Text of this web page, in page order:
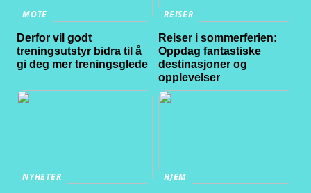
MOTE
Derfor vil godt
treningsutstyr bidra til å
gi deg mer treningsglede
REISER
Reiser i sommerferien:
Oppdag fantastiske
destinasjoner og
opplevelser
NYHETER HJEM